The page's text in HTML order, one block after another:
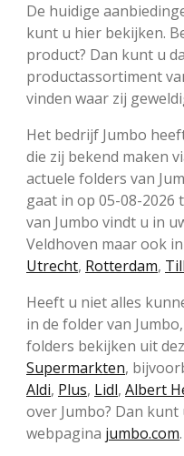
De huidige
kunt u hier bekijken.
product? Dan kunt u
productassortiment
vinden waar zij
Het bedrijf Jumbo
die zij bekend maken
actuele folders van
gaat in op 05-08-2026
van Jumbo vindt u in
Veldhoven maar ook in
Utrecht, Rotterdam,
Heeft u niet alles
in de folder van
folders bekijken uit
Supermarkten,
Aldi, Plus, Lidl, Albert
over Jumbo? Dan
webpagina jumbo.com.